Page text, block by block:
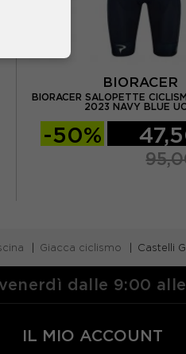
BIORACER
BIORACER SALOPETTE
2023 NAVY BLUE
-50%
Giacca ciclismo Castelli
dalle 9:00
IL MIO ACCOUNT